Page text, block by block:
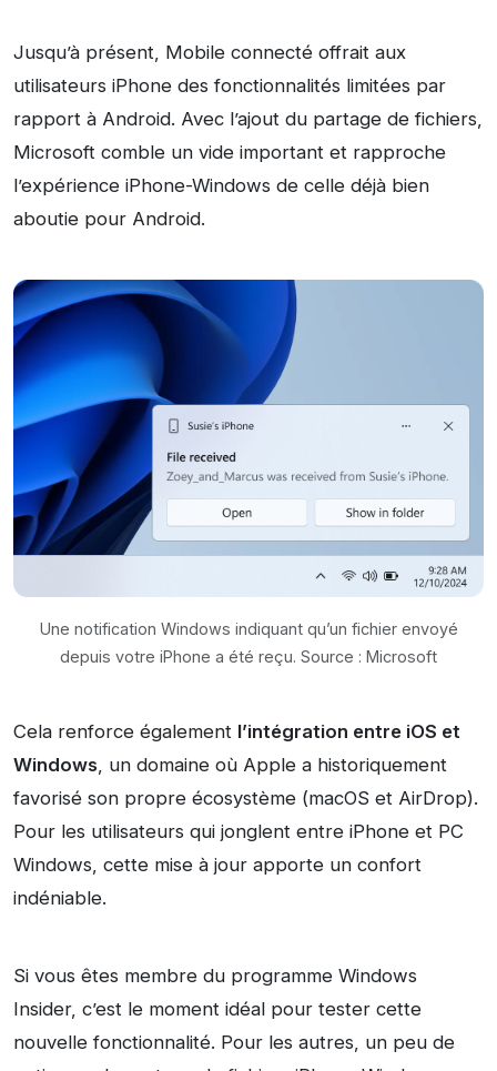
Jusqu’à présent, Mobile connecté offrait aux
utilisateurs iPhone des fonctionnalités limitées par
rapport à Android. Avec l’ajout du partage de fichiers,
Microsoft comble un vide important et rapproche
l’expérience iPhone-Windows de celle déjà bien
aboutie pour Android.
Une notification Windows indiquant qu’un fichier envoyé
depuis votre iPhone a été reçu. Source : Microsoft
Cela renforce également l’intégration entre iOS et
Windows, un domaine où Apple a historiquement
favorisé son propre écosystème (macOS et AirDrop).
Pour les utilisateurs qui jonglent entre iPhone et PC
Windows, cette mise à jour apporte un confort
indéniable.
Si vous êtes membre du programme Windows
Insider, c’est le moment idéal pour tester cette
nouvelle fonctionnalité. Pour les autres, un peu de